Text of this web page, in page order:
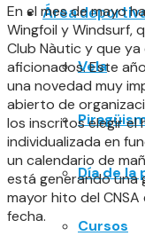
Área
Vela
Día de la
Cursos
En el mes de mayo
Wingfoil y Windsurf,
Club Nàutic y que
aficionados. Este
una novedad muy
abierto de
los inscritos elegir el
individualizada en
un calendario de
está generando
mayor hito del
fecha.